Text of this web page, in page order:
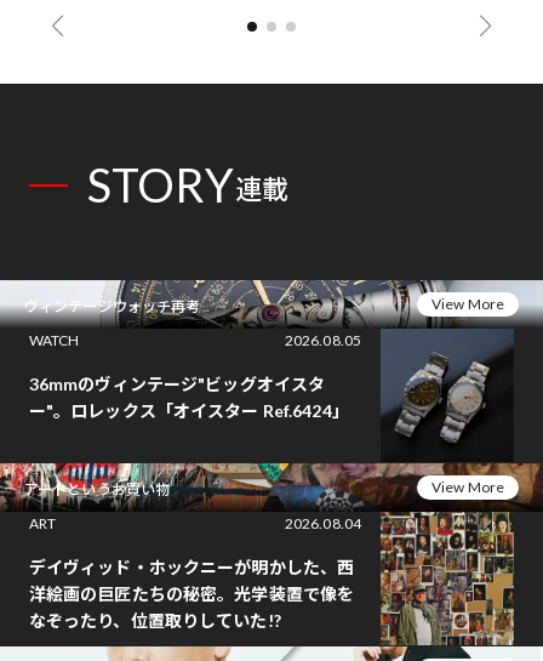
STORY連載
ヴィンテージウォッチ再考
View More
WATCH
2026.08.05
36mmのヴィンテージ"ビッグオイスタ
ー"。ロレックス「オイスター Ref.6424」
アートというお買い物
View More
ART
2026.08.04
デイヴィッド・ホックニーが明かした、西
洋絵画の巨匠たちの秘密。光学装置で像を
なぞったり、位置取りしていた!?